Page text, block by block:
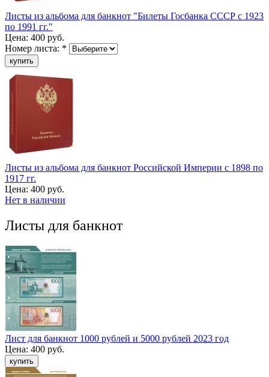
Листы из альбома для банкнот "Билеты Госбанка СССР с 1923
по 1991 гг."
Цена: 400 руб.
Номер листа: *
Листы из альбома для банкнот Российской Империи с 1898 по
1917 гг.
Цена: 400 руб.
Нет в наличии
Листы для банкнот
Лист для банкнот 1000 рублей и 5000 рублей 2023 год
Цена: 400 руб.